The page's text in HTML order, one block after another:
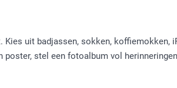
Kies uit badjassen, sokken, koffiemokken,
poster, stel een fotoalbum vol